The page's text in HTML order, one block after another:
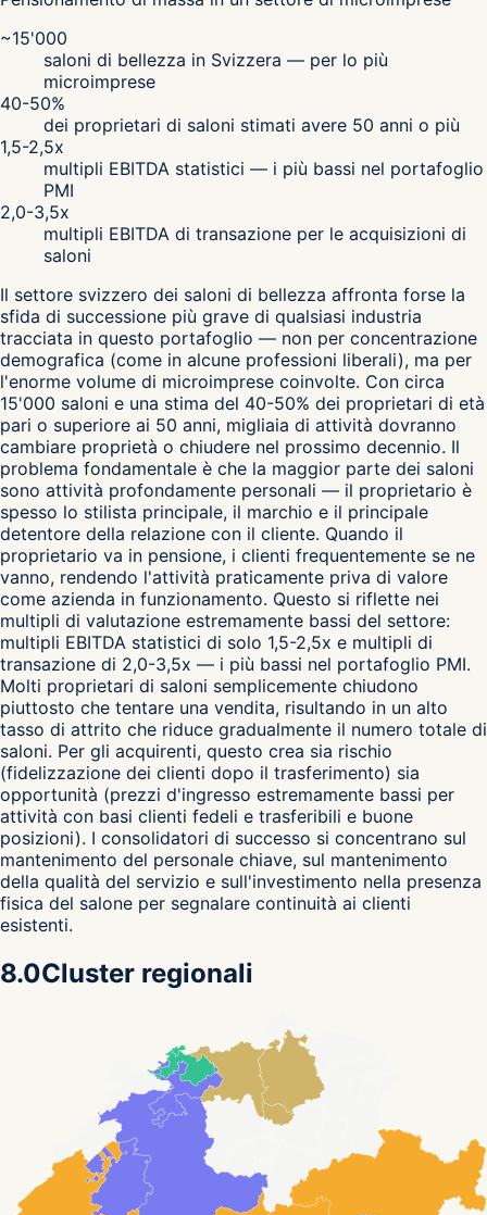
~15'000
saloni di bellezza in Svizzera — per lo più
microimprese
40-50%
dei proprietari di saloni stimati avere 50 anni o più
1,5-2,5x
multipli EBITDA statistici — i più bassi nel portafoglio
PMI
2,0-3,5x
multipli EBITDA di transazione per le acquisizioni di
saloni
Il settore svizzero dei saloni di bellezza affronta forse la
sfida di successione più grave di qualsiasi industria
tracciata in questo portafoglio — non per concentrazione
demografica (come in alcune professioni liberali), ma per
l'enorme volume di microimprese coinvolte. Con circa
15'000 saloni e una stima del 40-50% dei proprietari di età
pari o superiore ai 50 anni, migliaia di attività dovranno
cambiare proprietà o chiudere nel prossimo decennio. Il
problema fondamentale è che la maggior parte dei saloni
sono attività profondamente personali — il proprietario è
spesso lo stilista principale, il marchio e il principale
detentore della relazione con il cliente. Quando il
proprietario va in pensione, i clienti frequentemente se ne
vanno, rendendo l'attività praticamente priva di valore
come azienda in funzionamento. Questo si riflette nei
multipli di valutazione estremamente bassi del settore:
multipli EBITDA statistici di solo 1,5-2,5x e multipli di
transazione di 2,0-3,5x — i più bassi nel portafoglio PMI.
Molti proprietari di saloni semplicemente chiudono
piuttosto che tentare una vendita, risultando in un alto
tasso di attrito che riduce gradualmente il numero totale di
saloni. Per gli acquirenti, questo crea sia rischio
(fidelizzazione dei clienti dopo il trasferimento) sia
opportunità (prezzi d'ingresso estremamente bassi per
attività con basi clienti fedeli e trasferibili e buone
posizioni). I consolidatori di successo si concentrano sul
mantenimento del personale chiave, sul mantenimento
della qualità del servizio e sull'investimento nella presenza
fisica del salone per segnalare continuità ai clienti
esistenti.
8.0Cluster regionali